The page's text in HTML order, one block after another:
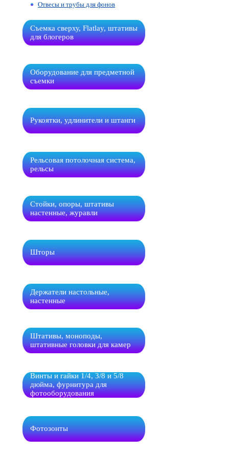
Отвесы и трубы для фонов
Съемка сверху, Flatlay, штативы
для блогеров
Оборудование для предметной
съемки
Рукоятки, удлинители и штанги
Рельсовая потолочная система,
рельсы
Стойки, опоры, штативы
настенные, журавли
Шторы
Держатели настольные,
настенные
Штативы, моноподы,
штативные головки для камер
Винты и гайки 1/4, 3/8 и 5/8
дюйма, фурнитура для
фотооборудования
Фотозонты